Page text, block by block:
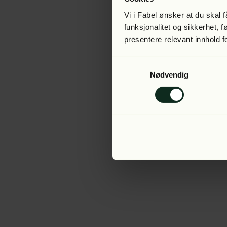
Vi i Fabel ønsker at du skal
funksjonalitet og sikkerhet,
presentere relevant innhold
Nødvendig
Application